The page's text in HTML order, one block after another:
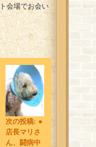
会場でお会い
次の投稿: ●
店長マリさ
ん、闘病中